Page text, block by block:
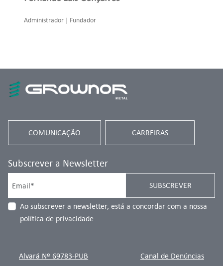
Administrador | Fundador
COMUNICAÇÃO CARREIRAS
Subscrever a Newsletter
SUBSCREVER
Ao subscrever a newsletter, está a concordar com a nossa
política de privacidade.
Alvará Nº 69783-PUB Canal de Denúncias